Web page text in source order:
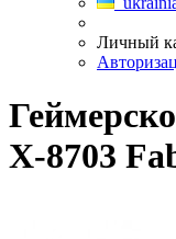
Личный
X-8703